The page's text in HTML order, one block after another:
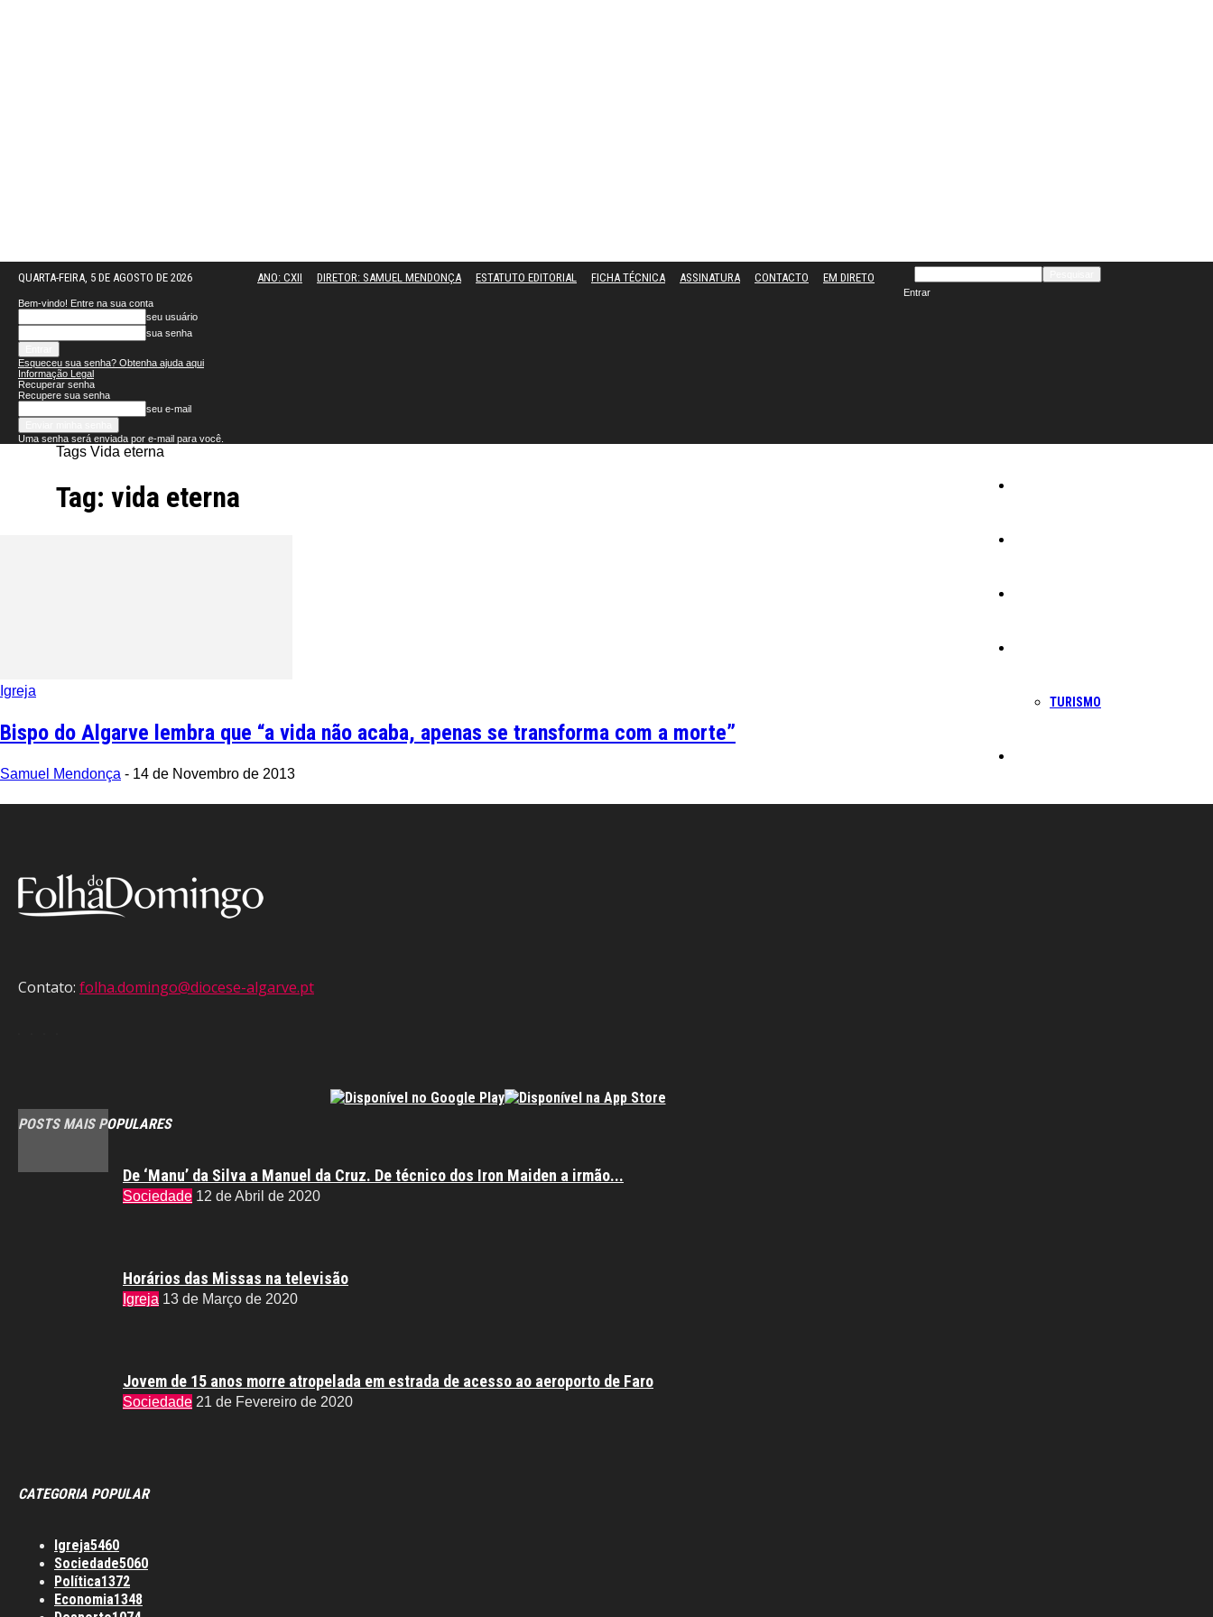
QUARTA-FEIRA, 5 DE AGOSTO DE 2026 ANO: CXII DIRETOR: SAMUEL MENDONÇA ESTATUTO EDITORIAL FICHA TÉCNICA ASSINATURA CONTACTO EM DIRETO
Entrar
Bem-vindo! Entre na sua conta
seu usuário
sua senha
Esqueceu sua senha? Obtenha ajuda aqui
Informação Legal
Recuperar senha
Recupere sua senha
seu e-mail
Uma senha será enviada por e-mail para você.
TURISMO
Tags Vida eterna
Tag: vida eterna
Igreja
Bispo do Algarve lembra que “a vida não acaba, apenas se transforma com a morte”
Samuel Mendonça - 14 de Novembro de 2013
Contato: folha.domingo@diocese-algarve.pt
POSTS MAIS POPULARES
De ‘Manu’ da Silva a Manuel da Cruz. De técnico dos Iron Maiden a irmão...
Sociedade 12 de Abril de 2020
Horários das Missas na televisão
Igreja 13 de Março de 2020
Jovem de 15 anos morre atropelada em estrada de acesso ao aeroporto de Faro
Sociedade 21 de Fevereiro de 2020
CATEGORIA POPULAR
Igreja5460
Sociedade5060
Política1372
Economia1348